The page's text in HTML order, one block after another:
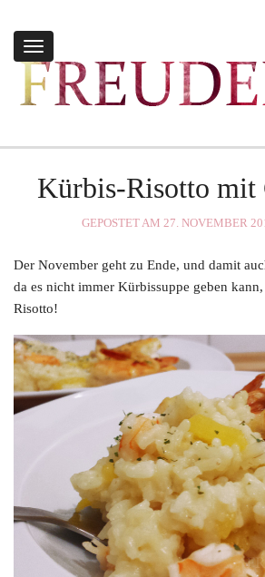
Toggle
navigation
Kürbis-Risotto mit
GEPOSTET AM 27. NOVEMBER
Der November geht zu Ende, und damit
da es nicht immer Kürbissuppe geben
Risotto!